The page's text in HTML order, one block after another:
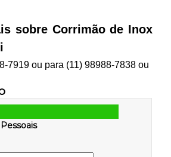
sobre Corrimão de Inox
7919ou para (11) 98988-7838ou